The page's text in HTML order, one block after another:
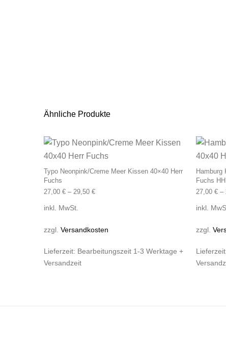
Ähnliche Produkte
Typo Neonpink/Creme Meer Kissen 40×40 Herr
Fuchs
27,00 € – 29,50 €
Dieses Produkt
inkl. MwSt.
zzgl. Versandkosten
Lieferzeit: Bearbeitungszeit 1-3 Werktage +
Versandzeit
Hamburg
Fuchs HH
27,00 € –
inkl.
zzgl.